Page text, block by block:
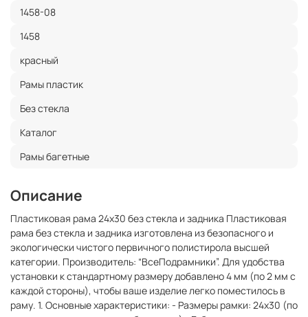
1458-08
1458
красный
Рамы пластик
Без стекла
Каталог
Рамы багетные
Описание
Пластиковая рама 24x30 без стекла и задника Пластиковая
рама без стекла и задника изготовлена из безопасного и
экологически чистого первичного полистирола высшей
категории. Производитель: “ВсеПодрамники”. Для удобства
установки к стандартному размеру добавлено 4 мм (по 2 мм с
каждой стороны), чтобы ваше изделие легко поместилось в
раму. 1. Основные характеристики: - Размеры рамки: 24x30 (по